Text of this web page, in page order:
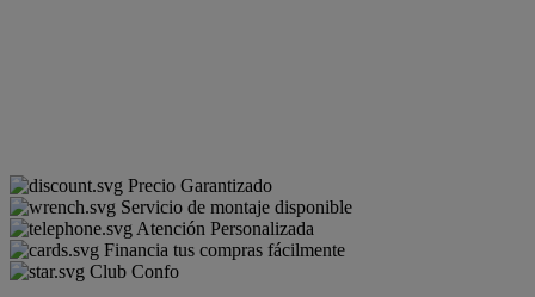
Precio Garantizado
Servicio de montaje disponible
Atención Personalizada
Financia tus compras fácilmente
Club Confo